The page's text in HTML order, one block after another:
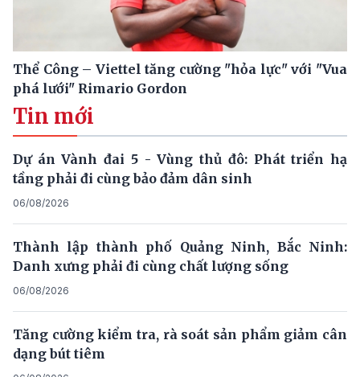
Thể Công – Viettel tăng cường "hỏa lực" với "Vua
phá lưới" Rimario Gordon
Tin mới
Dự án Vành đai 5 - Vùng thủ đô: Phát triển hạ
tầng phải đi cùng bảo đảm dân sinh
06/08/2026
Thành lập thành phố Quảng Ninh, Bắc Ninh:
Danh xưng phải đi cùng chất lượng sống
06/08/2026
Tăng cường kiểm tra, rà soát sản phẩm giảm cân
dạng bút tiêm